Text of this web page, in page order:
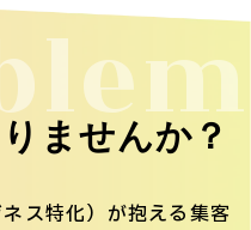
ませんか？
ス特化）が抱える集客